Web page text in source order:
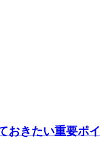
おきたい重要ポ